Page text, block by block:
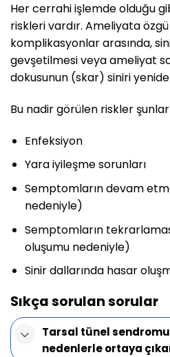
Her cerrahi işlemde olduğu
riskleri vardır. Ameliyata
komplikasyonlar arasında,
gevşetilmesi veya ameliyat
dokusunun (skar) siniri
Bu nadir görülen riskler
Enfeksiyon
Yara iyileşme sorunları
Semptomların devam
nedeniyle)
Semptomların
oluşumu nedeniyle)
Sinir dallarında hasar
Sıkça sorulan sorular
Tarsal tünel sendromu
nedenlerle ortaya